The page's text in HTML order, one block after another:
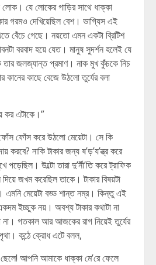
যে লোকের গাড়ির সাথে ধাক্কা
গরমও দেখিয়েছিল বেশ। ভাগ্যিস এই
বেঁচে গেছে। নয়তো এমন একটা ব্রিটিশ
বরবাদ হয়ে যেত। মানুষ সুদর্শন হলেই যে
তার জলজ্যান্ত প্রমাণ। নাক মুখ কুঁচকে নিচ
কাছে বেজে উঠলো তুর্যের বলা
কর এটাকে।”
ফোঁস করে উঠলো মেয়েটা। সে কি
করবে? নাকি টাকার জন্য ষ’ড়’য’ন্ত্র করে
পড়েছিল। উল্টো তারা দু’র্নী’তি করে ট্রাফিক
জখম করেছিল তাকে। টাকার বিষয়টা
এমনি মেয়েটা বড্ড শান্ত নম্র। কিন্তু এই
ইচ্ছুক নয়। অবশ্য টাকার কথাটা না
না। গতকাল আর আজকের রাগ নিয়েই তুর্যের
কন্ঠে ক্রোধ এটে বলল,
আপনি আমাকে ধাক্কা মে’রে ফেলে